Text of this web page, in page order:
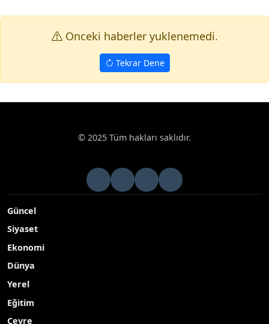
Onceki haberler yuklenemedi.
Tekrar Dene
© 2025 Tüm hakları saklıdır.
Güncel
Siyaset
Ekonomi
Dünya
Yerel
Eğitim
Çevre